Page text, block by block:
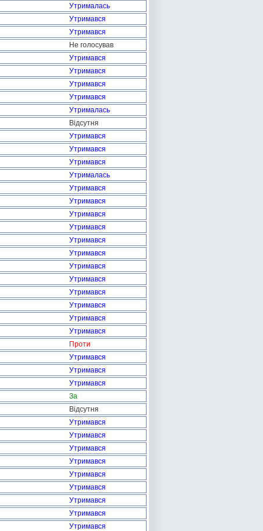
Утрималась
Утримався
Утримався
Не голосував
Утримався
Утримався
Утримався
Утримався
Утрималась
Відсутня
Утримався
Утримався
Утримався
Утрималась
Утримався
Утримався
Утримався
Утримався
Утримався
Утримався
Утримався
Утримався
Утримався
Утримався
Утримався
Утримався
Проти
Утримався
Утримався
Утримався
За
Відсутня
Утримався
Утримався
Утримався
Утримався
Утримався
Утримався
Утримався
Утримався
Утримався